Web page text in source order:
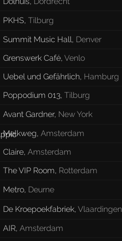
PKHS, Tilburg
Summit Music Hall, Denver
Grenswerk Café, Venlo
Uebel und Gefährlich, Hamburg
Poppodium 013, Tilburg
Avant Gardner, New York
Melkweg, Amsterdam
Claire, Amsterdam
The VIP Room, Rotterdam
Metro, Deurne
De Kroepoekfabriek, Vlaardingen
AIR, Amsterdam